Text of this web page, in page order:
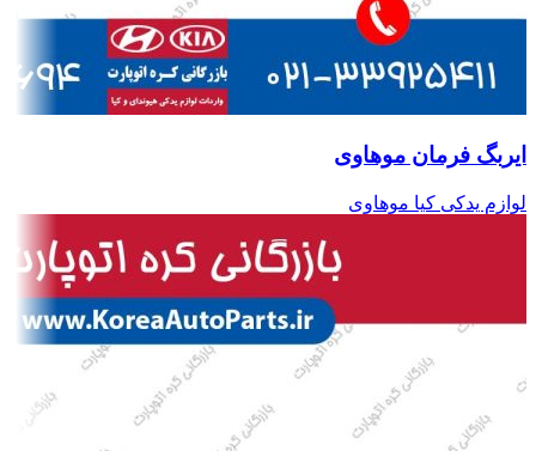
ایربگ فرمان موهاوی
لوازم یدکی کیا موهاوی